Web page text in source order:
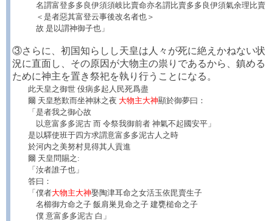
名謂富登多多良伊須須岐比賣命亦名謂比賣多多良伊須氣余理比賣
＜是者惡其富登云事後改名者也＞
故 是以謂神御子也」
③さらに、初国知らしし天皇は人々が死に絶えかねない状
況に直面し、その原因が大物主の祟りであるから、鎮める
ために神主を置き祭祀を執り行うことになる。
此天皇之御世 伇病多起人民死爲盡
爾 天皇愁歎而坐神牀之夜 大物主大神顯於御夢曰：
「是者我之御心故
以意富多多泥古 而 令祭我御前者 神氣不起國安平」
是以驛使班于四方求謂意富多多泥古人之時
於河内之美努村見得其人貢進
爾 天皇問賜之:
「汝者誰子也」
答曰：
「僕者大物主大神娶陶津耳命之女活玉依毘賣生子
名櫛御方命之子 飯肩巣見命之子 建甕槌命之子
僕 意富多多泥古 白」